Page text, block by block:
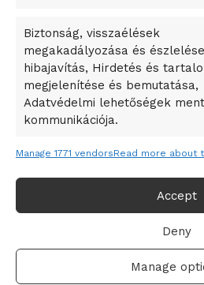
Biztonság, visszaélések
megakadályozása és
hibajavítás, Hirdetés és
megjelenítése és bemutatása,
Adatvédelmi lehetőségek
kommunikációja.
Manage 1771 vendorsRead more about
Accept
Deny
Manage
Dzsingisz kán hódító hadjárata
Kuramagomedov ötödik,
világkupa
Adatvédelmi irányelvek